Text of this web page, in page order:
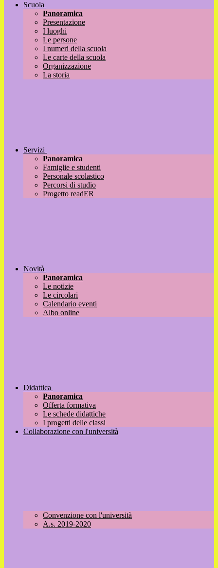
Scuola
Panoramica
Presentazione
I luoghi
Le persone
I numeri della scuola
Le carte della scuola
Organizzazione
La storia
Servizi
Panoramica
Famiglie e studenti
Personale scolastico
Percorsi di studio
Progetto readER
Novità
Panoramica
Le notizie
Le circolari
Calendario eventi
Albo online
Didattica
Panoramica
Offerta formativa
Le schede didattiche
I progetti delle classi
Collaborazione con l'università
Convenzione con l'università
A.s. 2019-2020